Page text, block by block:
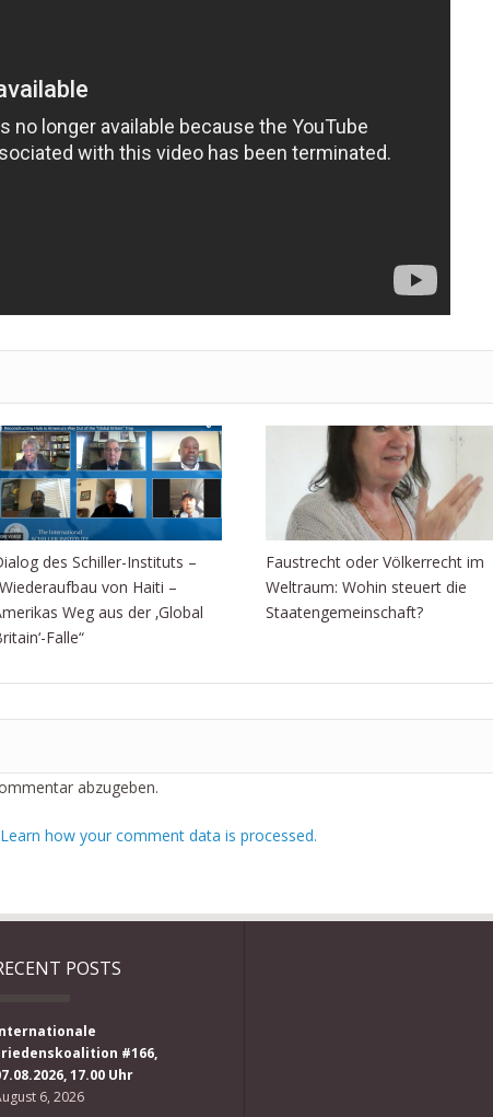
des Schiller-Instituts –
von Haiti –
Weg aus der ‚Global
Falle“
Faustrecht oder Völkerrecht im
Weltraum: Wohin steuert die
Staatengemeinschaft?
abzugeben.
Learn how your comment data is processed.
POSTS
#166,
17.00 Uhr
6, 2026